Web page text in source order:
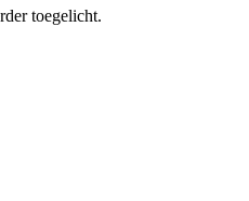
toegelicht.